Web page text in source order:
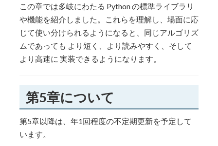
この章では多岐にわたる Python の標準ライブラリ
や機能を紹介しました。これらを理解し、場面に応
じて使い分けられるようになると、同じアルゴリズ
ムであっても より短く、より読みやすく、そして
より高速に 実装できるようになります。
第5章について
第5章以降は、年1回程度の不定期更新を予定して
います。